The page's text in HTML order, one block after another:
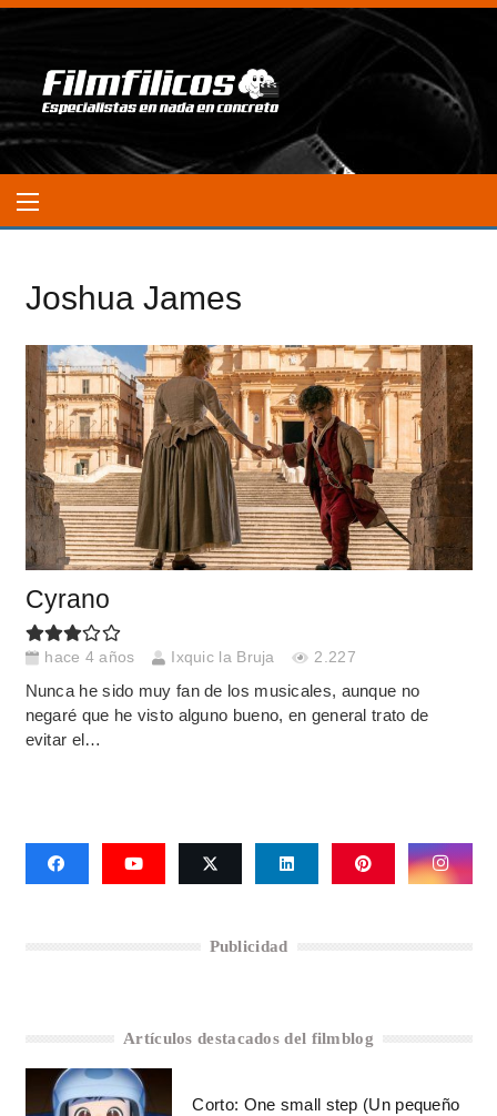
Joshua James
Cyrano
hace 4 años Ixquic la Bruja 2.227
Nunca he sido muy fan de los musicales, aunque no
negaré que he visto alguno bueno, en general trato de
evitar el…
Publicidad
Artículos destacados del filmblog
Corto: One small step (Un pequeño